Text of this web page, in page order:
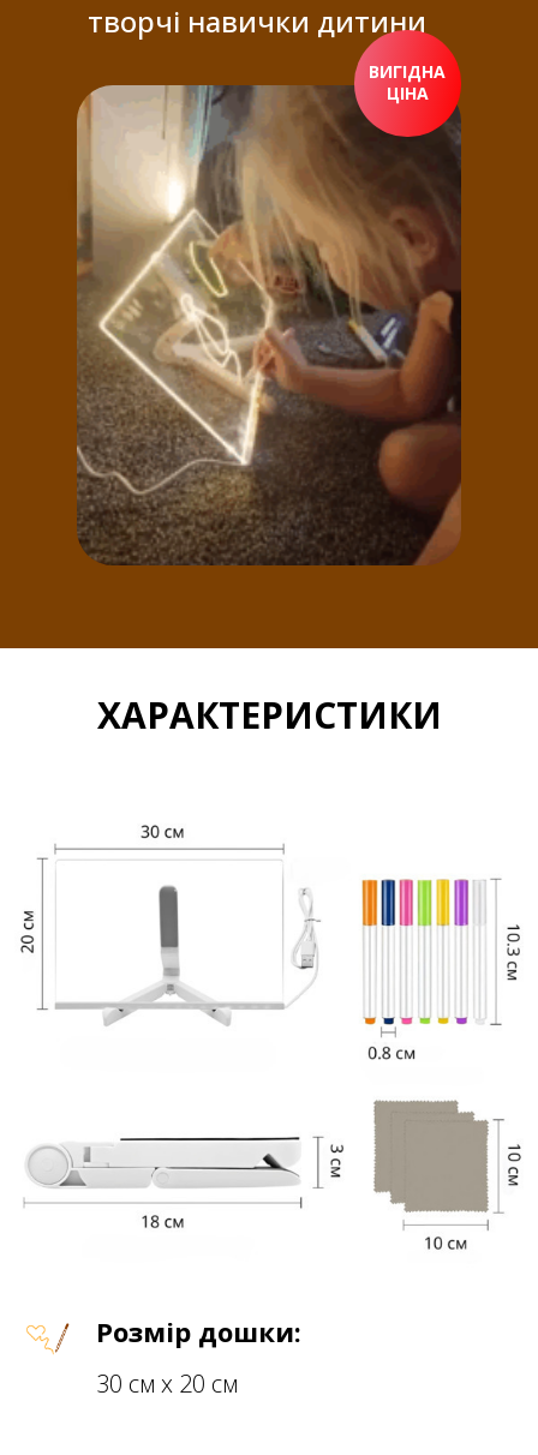
ПРИДБАТИ ЗАРАЗ
творчі навички дитини
ВИГІДНА
ЦІНА
ХАРАКТЕРИСТИКИ
Розмір дошки:
30 см х 20 см